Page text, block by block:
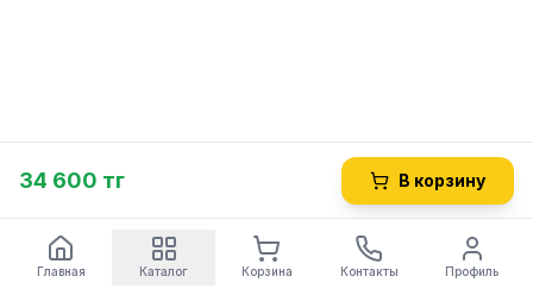
34 600 тг В корзину
Главная Каталог Корзина Контакты Профиль